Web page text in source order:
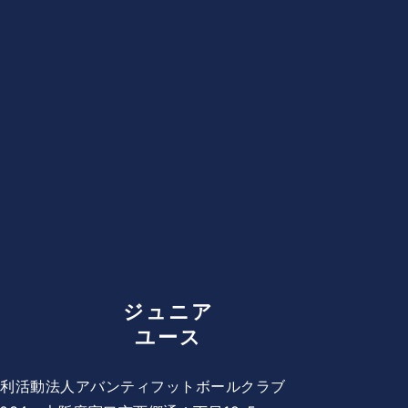
ジュニア
ユース
活動法人アバンティフットボールクラブ